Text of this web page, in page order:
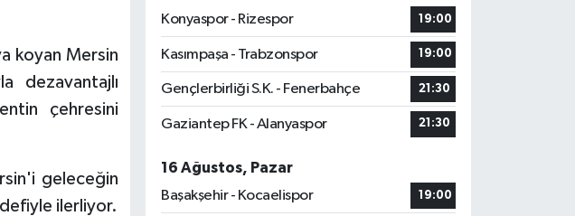
koyan Mersin
dezavantajlı
çehresini
geleceğin
ilerliyor.
Konyaspor - Rizespor
19:00
Kasımpaşa - Trabzonspor 19:00
Gençlerbirliği S.K. - Fenerbahçe 21:30
Gaziantep FK - Alanyaspor 21:30
16 Ağustos, Pazar
Başakşehir - Kocaelispor
19:00